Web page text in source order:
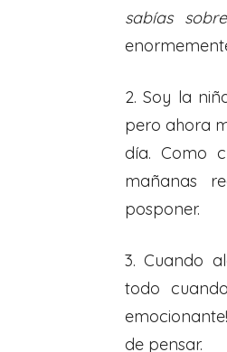
sabías
2. Soy la
pero ahora
día. Como
mañanas
posponer.
3. Cuando
todo
de pensar.